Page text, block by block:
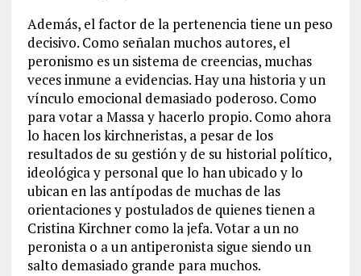
Además, el factor de la pertenencia tiene un peso
decisivo. Como señalan muchos autores, el
peronismo es un sistema de creencias, muchas
veces inmune a evidencias. Hay una historia y un
vínculo emocional demasiado poderoso. Como
para votar a Massa y hacerlo propio. Como ahora
lo hacen los kirchneristas, a pesar de los
resultados de su gestión y de su historial político,
ideológica y personal que lo han ubicado y lo
ubican en las antípodas de muchas de las
orientaciones y postulados de quienes tienen a
Cristina Kirchner como la jefa. Votar a un no
peronista o a un antiperonista sigue siendo un
salto demasiado grande para muchos.